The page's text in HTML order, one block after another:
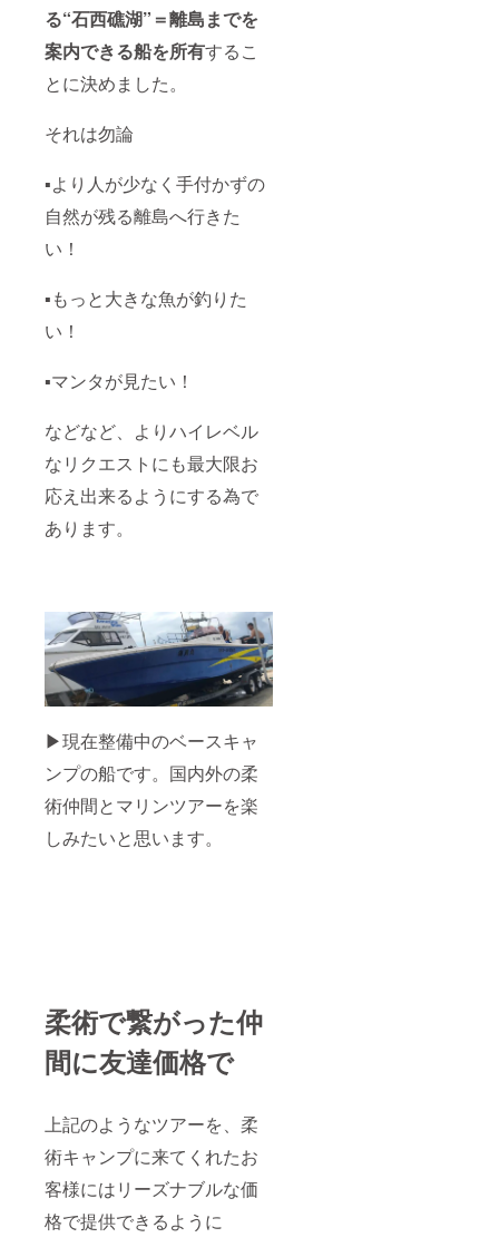
る“石西礁湖”＝離島までを
案内できる船を所有するこ
とに決めました。
それは勿論
▪より人が少なく手付かずの
自然が残る離島へ行きた
い！
▪もっと大きな魚が釣りた
い！
▪マンタが見たい！
などなど、よりハイレベル
なリクエストにも最大限お
応え出来るようにする為で
あります。
▶現在整備中のベースキャ
ンプの船です。国内外の柔
術仲間とマリンツアーを楽
しみたいと思います。
柔術で繋がった仲
間に友達価格で
上記のようなツアーを、柔
術キャンプに来てくれたお
客様にはリーズナブルな価
格で提供できるように